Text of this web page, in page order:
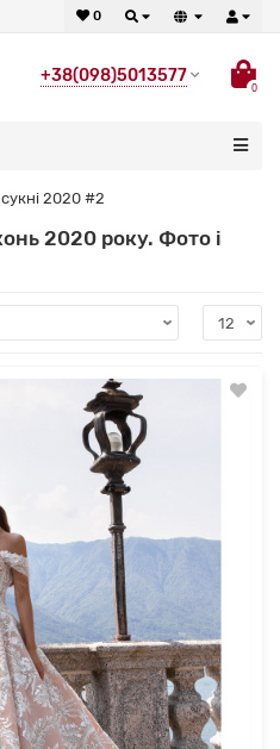
0
+38(098)5013577
0
сукні 2020 #2
2020 року. Фото і